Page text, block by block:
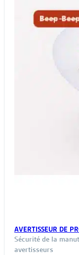
AVERTISSEUR DE
Sécurité de la
avertisseurs